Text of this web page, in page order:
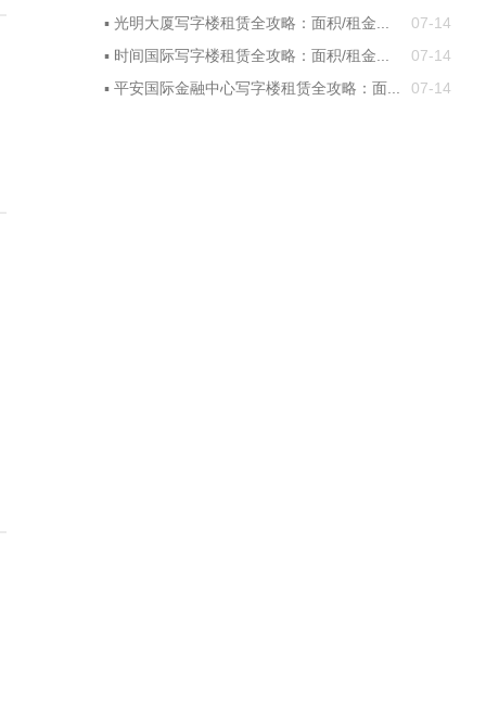
▪ 光明大厦写字楼租赁全攻略：面积/租金...
07-14
▪ 时间国际写字楼租赁全攻略：面积/租金...
07-14
▪ 平安国际金融中心写字楼租赁全攻略：面... 07-14